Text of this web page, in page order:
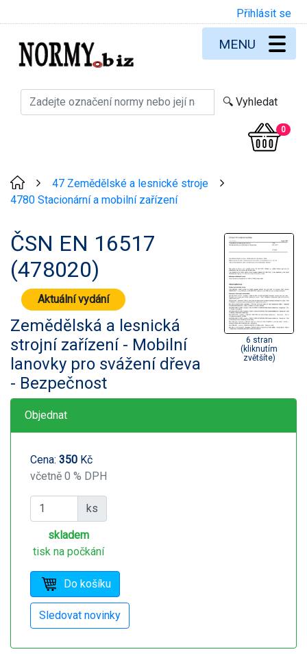
Přihlásit se
0
MENU
47 Zemědělské a lesnické stroje
4780 Stacionární a mobilní zařízení
ČSN EN 16517
(478020)
Aktuální vydání
Zemědělská a lesnická
strojní zařízení - Mobilní
lanovky pro svážení dřeva
- Bezpečnost
6 stran
(kliknutím
zvětšíte)
Objednat
Cena: 350 Kč
včetně 0 % DPH
ks
skladem
tisk na počkání